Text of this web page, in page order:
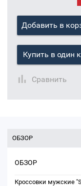
Добавить в
Купить в один
Сравнить
ОБЗОР
ОБЗОР
Кроссовки мужские